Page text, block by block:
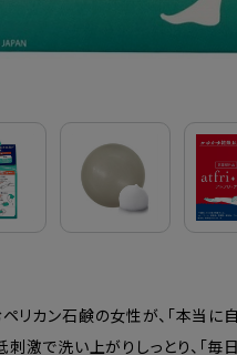
カン石鹸の女性が、「本当に
激で洗い上がりしっとり、「毎